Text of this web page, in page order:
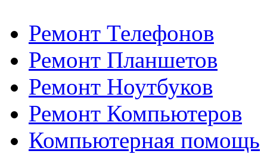
Ремонт Телефонов
Ремонт Планшетов
Ремонт Ноутбуков
Ремонт Компьютеров
Компьютерная помощь